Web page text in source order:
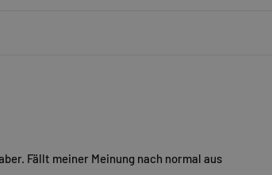
Fällt meiner Meinung nach normal aus